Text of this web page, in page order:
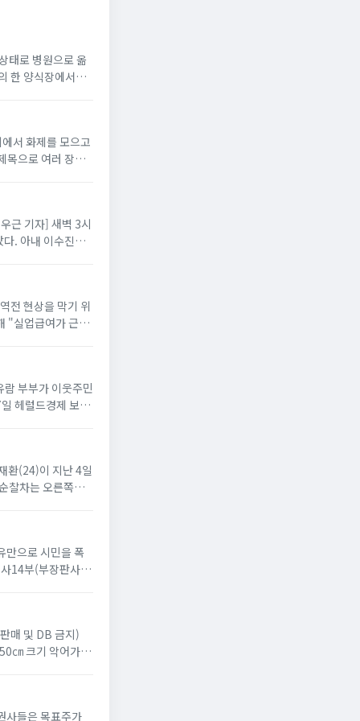
태로 병원으로 옮
한 양식장에서
서 화제를 모으고
목으로 여러 장의
근 기자] 새벽 3시
다. 아내 이수진은
전 현상을 막기 위
부부가 이웃주민
헤럴드경제 보도
환(24)이 지난 4일
찰차는 오른쪽으
만으로 시민을 폭
14부(부장판사 윤
매 및 DB 금지)
㎝ 크기 악어가 있
사들은 목표주가